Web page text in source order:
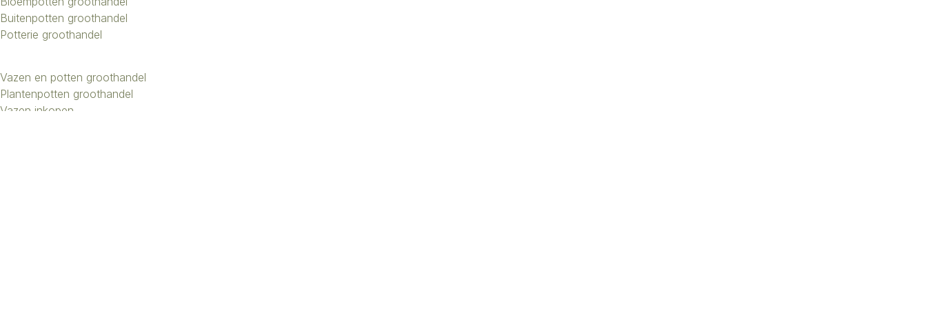
Buitenpotten groothandel
Potterie groothandel
Vazen en potten groothandel
Plantenpotten groothandel
Vazen inkopen